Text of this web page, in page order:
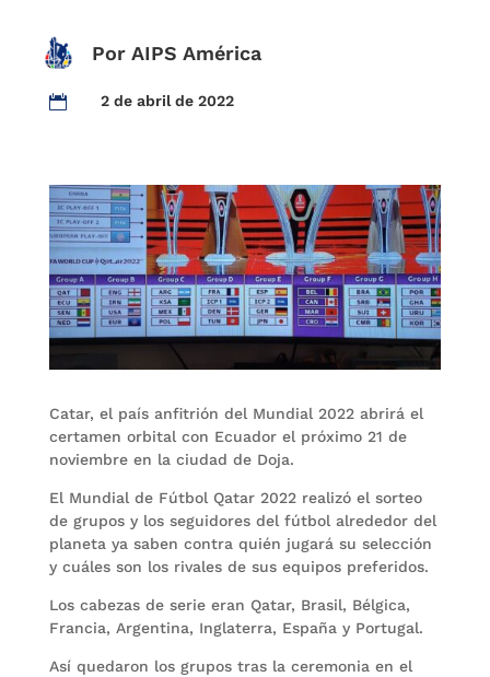
Por AIPS América
 2 de abril de 2022
Catar, el país anfitrión del Mundial 2022 abrirá el
certamen orbital con Ecuador el próximo 21 de
noviembre en la ciudad de Doja.
El Mundial de Fútbol Qatar 2022 realizó el sorteo
de grupos y los seguidores del fútbol alrededor del
planeta ya saben contra quién jugará su selección
y cuáles son los rivales de sus equipos preferidos.
Los cabezas de serie eran Qatar, Brasil, Bélgica,
Francia, Argentina, Inglaterra, España y Portugal.
Así quedaron los grupos tras la ceremonia en el